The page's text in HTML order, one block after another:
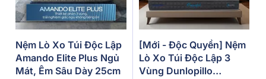
Nệm Lò Xo Túi Độc Lập
Amando Elite Plus Ngủ
Mát, Êm Sâu Dày 25cm
[Mới - Độc Quyền] Nệm
Lò Xo Túi Độc Lập 3
Vùng Dunlopillo